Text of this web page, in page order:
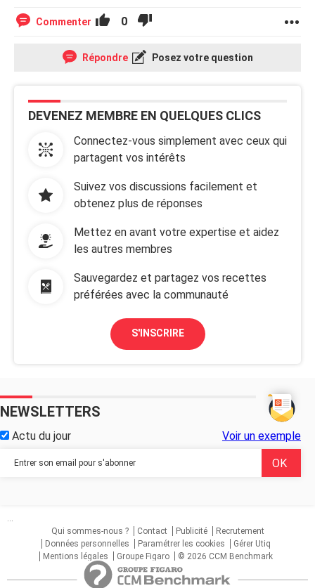
Commenter 0
Répondre Posez votre question
DEVENEZ MEMBRE EN QUELQUES CLICS
Connectez-vous simplement avec ceux qui
partagent vos intérêts
Suivez vos discussions facilement et
obtenez plus de réponses
Mettez en avant votre expertise et aidez
les autres membres
Sauvegardez et partagez vos recettes
préférées avec la communauté
S'INSCRIRE
NEWSLETTERS
Actu du jour Voir un exemple
...
Qui sommes-nous ?
Contact Publicité
Recrutement
Données personnelles
Paramétrer les cookies
Gérer Utiq
Mentions légales
Groupe Figaro © 2026 CCM Benchmark